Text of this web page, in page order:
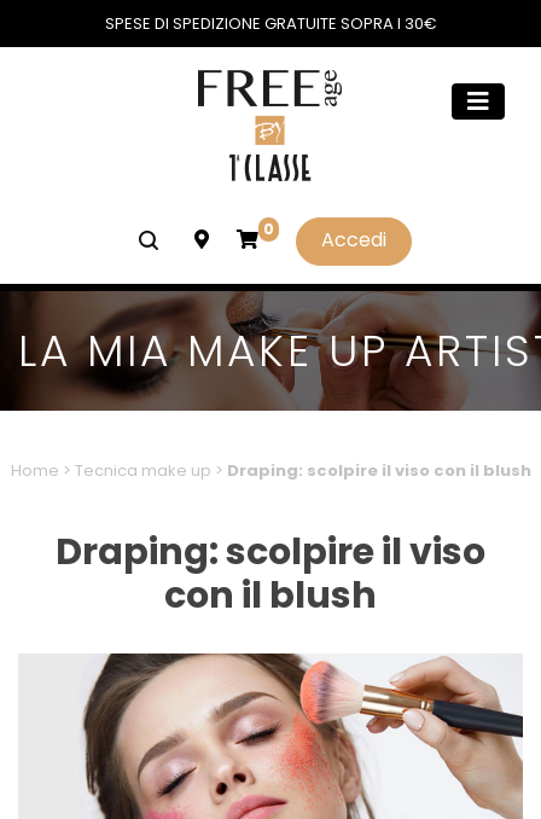
SPESE DI SPEDIZIONE GRATUITE SOPRA I 30€
0 Accedi
LA MIA MAKE UP
Home > Tecnica make up > Draping: scolpire il viso con il blush
Draping: scolpire il viso
con il blush